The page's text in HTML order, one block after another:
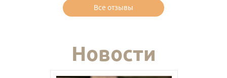
Все отзывы
Новости